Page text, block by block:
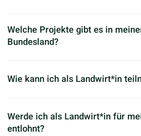
Welche Projekte gibt es in
Bundesland?
Wie kann ich als Landwirt*in
Werde ich als Landwirt*in für
entlohnt?